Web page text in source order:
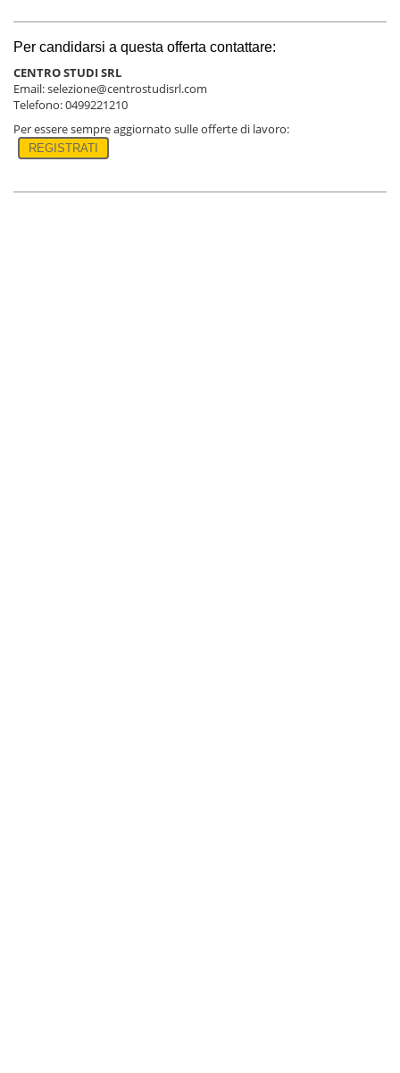
Per candidarsi a questa offerta contattare:
CENTRO STUDI SRL
Email: selezione@centrostudisrl.com
Telefono: 0499221210
Per essere sempre aggiornato sulle offerte di lavoro:
REGISTRATI